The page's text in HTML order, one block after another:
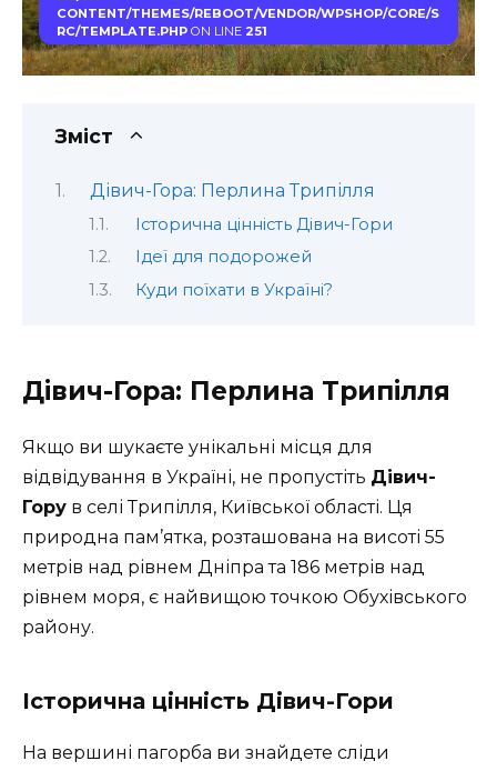
CONTENT/THEMES/REBOOT/VENDOR/WPSHOP/CORE/S
RC/TEMPLATE.PHPON LINE 251
Зміст
Дівич-Гора: Перлина Трипілля
Історична цінність Дівич-Гори
Ідеї для подорожей
Куди поїхати в Україні?
Дівич-Гора: Перлина Трипілля
Якщо ви шукаєте унікальні місця для
відвідування в Україні, не пропустіть Дівич-
Гору в селі Трипілля, Київської області. Ця
природна пам’ятка, розташована на висоті 55
метрів над рівнем Дніпра та 186 метрів над
рівнем моря, є найвищою точкою Обухівського
району.
Історична цінність Дівич-Гори
На вершині пагорба ви знайдете сліди